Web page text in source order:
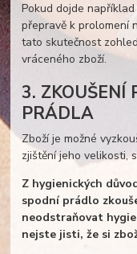
Pokud dojde
přepravě k prolomení
tato skutečnost
vráceného zboží.
3. ZKOUŠENÍ
PRÁDLA
Zboží je možné
zjištění jeho velikosti,
Z hygienických
spodní prádlo
neodstraňovat
nejste jisti, že si